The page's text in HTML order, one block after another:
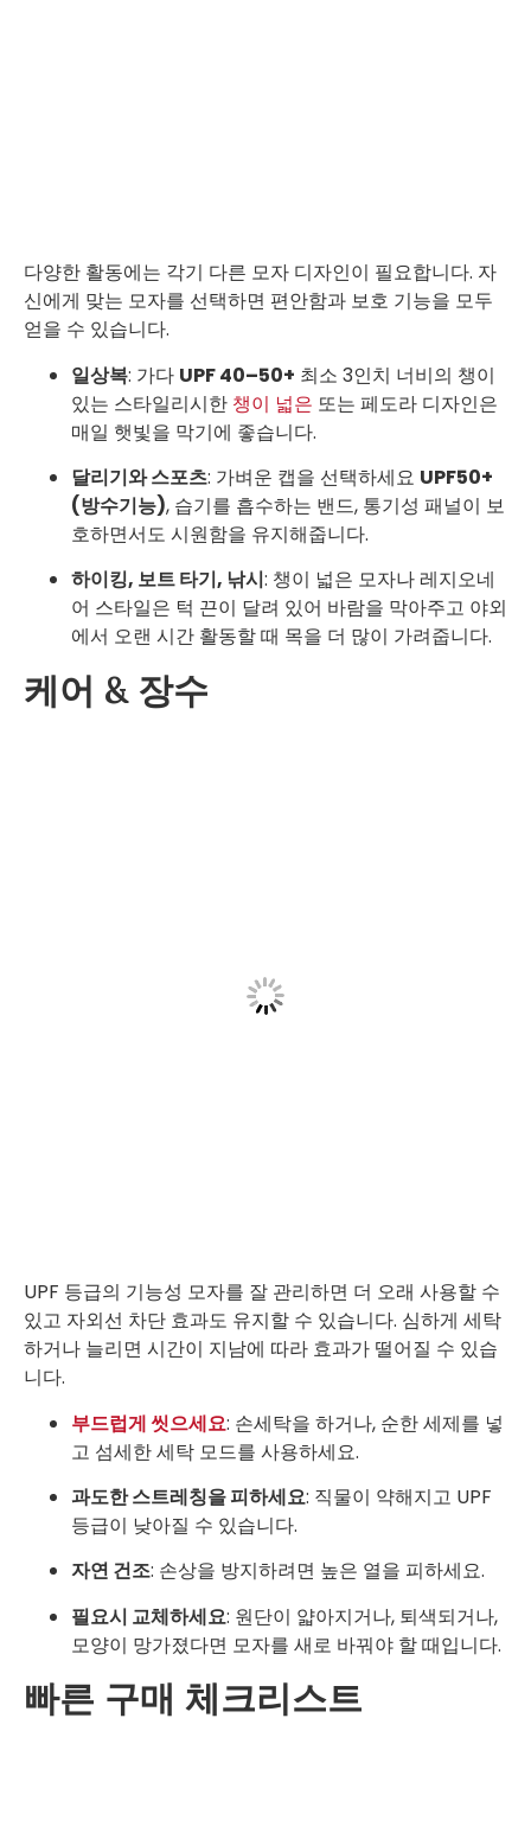
다양한 활동에는 각기 다른 모자 디자인이 필요합니다. 자
신에게 맞는 모자를 선택하면 편안함과 보호 기능을 모두
얻을 수 있습니다.
일상복: 가다 UPF 40–50+ 최소 3인치 너비의 챙이
있는 스타일리시한 챙이 넓은 또는 페도라 디자인은
매일 햇빛을 막기에 좋습니다.
달리기와 스포츠: 가벼운 캡을 선택하세요 UPF50+
(방수기능), 습기를 흡수하는 밴드, 통기성 패널이 보
호하면서도 시원함을 유지해줍니다.
하이킹, 보트 타기, 낚시: 챙이 넓은 모자나 레지오네
어 스타일은 턱 끈이 달려 있어 바람을 막아주고 야외
에서 오랜 시간 활동할 때 목을 더 많이 가려줍니다.
케어 & 장수
UPF 등급의 기능성 모자를 잘 관리하면 더 오래 사용할 수
있고 자외선 차단 효과도 유지할 수 있습니다. 심하게 세탁
하거나 늘리면 시간이 지남에 따라 효과가 떨어질 수 있습
니다.
부드럽게 씻으세요: 손세탁을 하거나, 순한 세제를 넣
고 섬세한 세탁 모드를 사용하세요.
과도한 스트레칭을 피하세요: 직물이 약해지고 UPF
등급이 낮아질 수 있습니다.
자연 건조: 손상을 방지하려면 높은 열을 피하세요.
필요시 교체하세요: 원단이 얇아지거나, 퇴색되거나,
모양이 망가졌다면 모자를 새로 바꿔야 할 때입니다.
빠른 구매 체크리스트